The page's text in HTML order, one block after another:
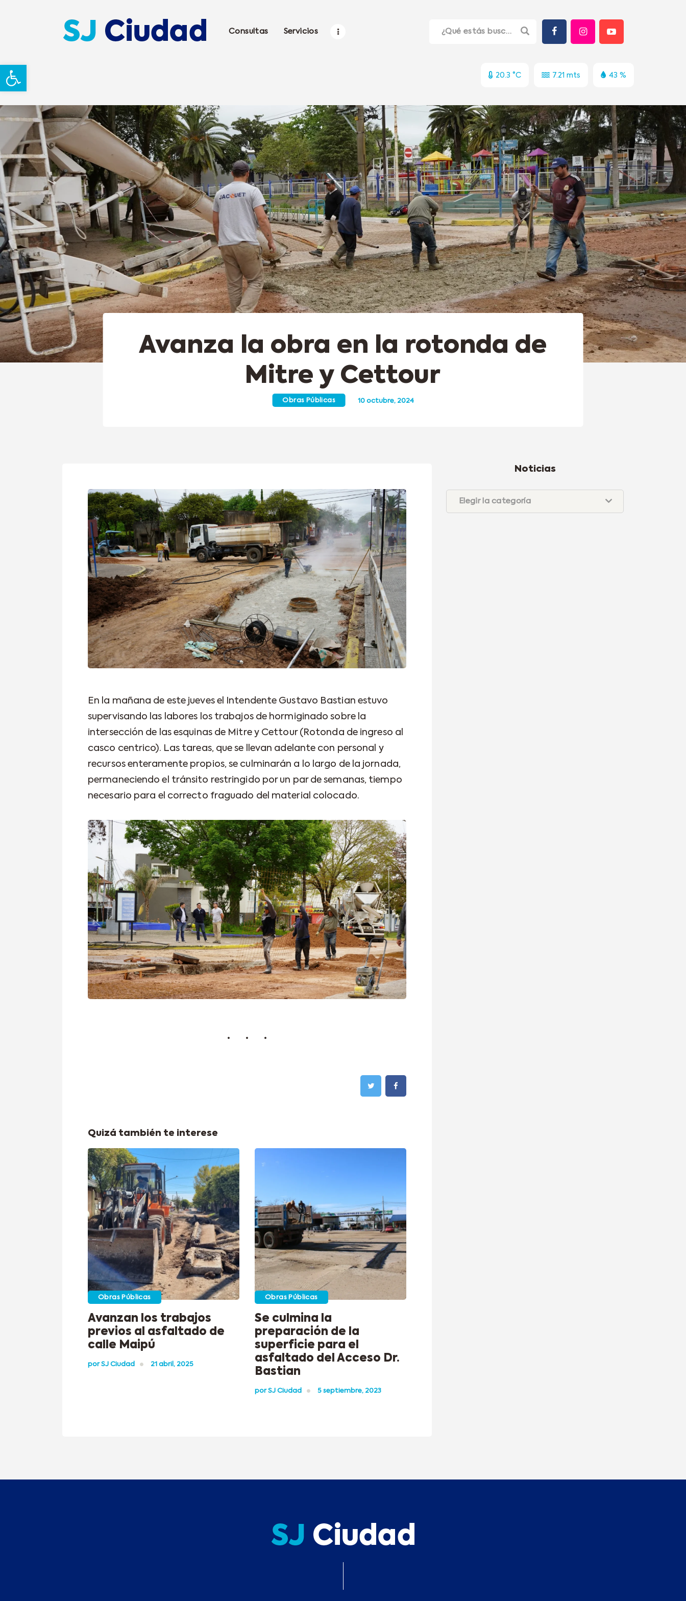
Abrir barra de herramientas
Consultas Servicios
20.3 °C 7.21 mts 43 %
Avanza la obra en la rotonda de
Mitre y Cettour
Obras Públicas 10 octubre, 2024
En la mañana de este jueves el Intendente Gustavo Bastian estuvo
supervisando las labores los trabajos de hormiginado sobre la
intersección de las esquinas de Mitre y Cettour (Rotonda de ingreso al
casco centrico). Las tareas, que se llevan adelante con personal y
recursos enteramente propios, se culminarán a lo largo de la jornada,
permaneciendo el tránsito restringido por un par de semanas, tiempo
necesario para el correcto fraguado del material colocado.
Quizá también te interese
Obras Públicas
Avanzan los trabajos
previos al asfaltado de
calle Maipú
porSJ Ciudad 21 abril, 2025
Obras Públicas
Se culmina la
preparación de la
superficie para el
asfaltado del Acceso Dr.
Bastian
porSJ Ciudad 5 septiembre, 2023
Noticias